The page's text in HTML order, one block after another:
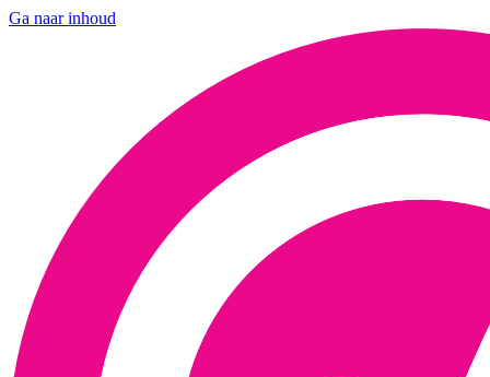
Ga naar inhoud